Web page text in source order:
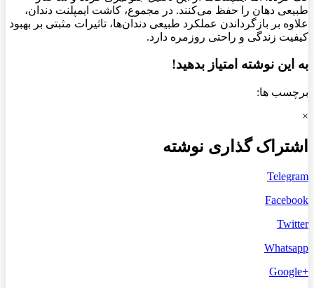
طبیعی دهان را حفظ می‌کنند. در مجموع، کاشت ایمپلنت دندان،
علاوه بر بازگرداندن عملکرد طبیعی دندان‌ها، تاثیرات مثبتی بر بهبود
کیفیت زندگی و راحتی روزمره دارد.
به این نوشته امتیاز بدهید!
برچسب ها:
×
اشتراک گذاری نوشته
Telegram
Facebook
Twitter
Whatsapp
+Google